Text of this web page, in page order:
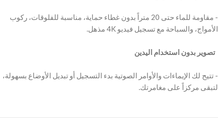
‫- مقاومة للماء حتى 20 متراً بدون غطاء حماية، مناسبة للفلوقات، ركوب
‫- تتيح لك الإيماءات والأوامر الصوتية بدء التسجيل أو تبديل الأوضاع بسهولة،
لتبقى مركزاً على مغامرتك.